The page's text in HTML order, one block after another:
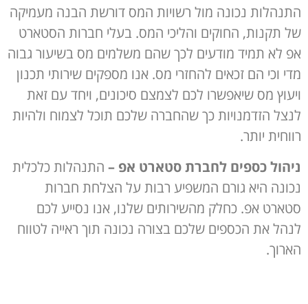
התנהלות נכונה מול רשויות המס דורשת הבנה מעמיקה
של תקנות, החוקים והליכי המס. בעלי חברות הסטארט
אפ לא תמיד מודעים לכך שהם משלמים מס בשיעור גבוה
מדי וכי הם זכאים להחזרי מס. אנו מספקים שירותי תכנון
ויעוץ מס שיאפשרו לכם לצמצם סיכונים, ויחד עם זאת
לנצל הזדמנויות כך שהחברה שלכם תוכל לצמוח ולהיות
רווחית יותר.
ניהול כספים לחברת סטארט אפ – התנהלות כלכלית
נכונה היא גורם המשפיע רבות על הצלחת חברות
סטארט אפ. כחלק מהשירותים שלנו, אנו נסייע לכם
לנהל את הכספים שלכם בצורה נכונה תוך ראייה לטווח
הארוך.